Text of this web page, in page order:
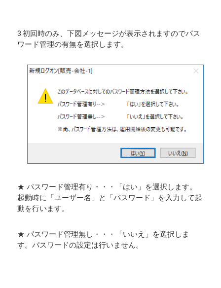
3.初回時のみ、下図メッセージが表示されますのでパス
ワード管理の有無を選択します。
★ パスワード管理有り・・・「はい」を選択します。
起動時に「ユーザー名」と「パスワード」を入力して起
動を行います。
★ パスワード管理無し・・・「いいえ」を選択しま
す。パスワードの設定は行いません。